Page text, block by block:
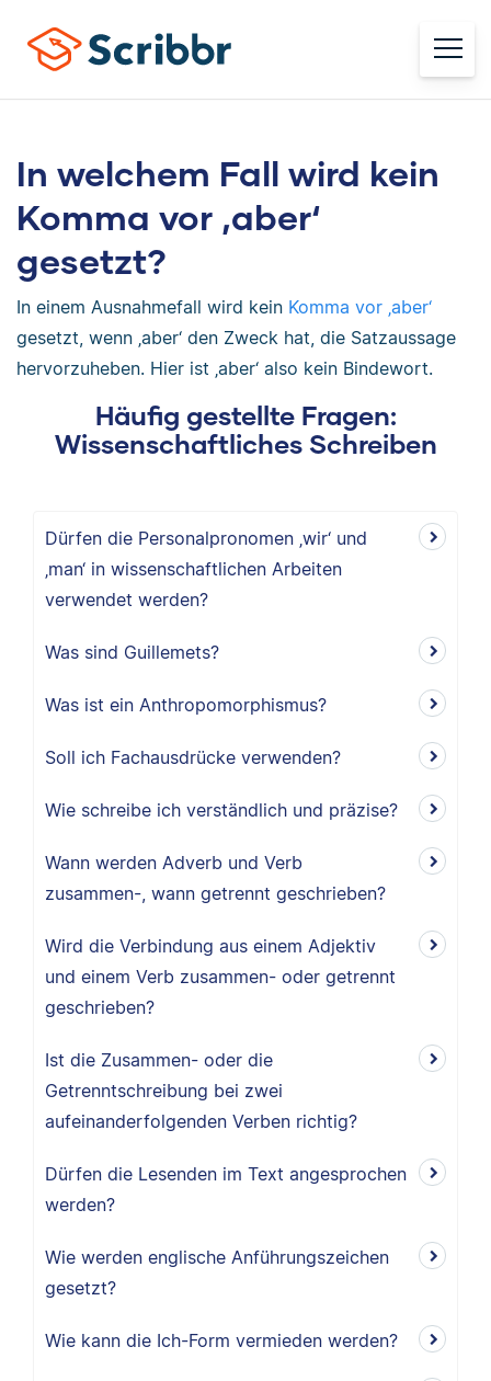
In welchem Fall wird kein
Komma vor ‚aber‘
gesetzt?
In einem Ausnahmefall wird kein Komma vor ‚aber‘
gesetzt, wenn ‚aber‘ den Zweck hat, die Satzaussage
hervorzuheben. Hier ist ‚aber‘ also kein Bindewort.
Häufig gestellte Fragen:
Wissenschaftliches Schreiben
Dürfen die Personalpronomen ‚wir‘ und
‚man‘ in wissenschaftlichen Arbeiten
verwendet werden?
Was sind Guillemets?
Was ist ein Anthropomorphismus?
Soll ich Fachausdrücke verwenden?
Wie schreibe ich verständlich und präzise?
Wann werden Adverb und Verb
zusammen-, wann getrennt geschrieben?
Wird die Verbindung aus einem Adjektiv
und einem Verb zusammen- oder getrennt
geschrieben?
Ist die Zusammen- oder die
Getrenntschreibung bei zwei
aufeinanderfolgenden Verben richtig?
Dürfen die Lesenden im Text angesprochen
werden?
Wie werden englische Anführungszeichen
gesetzt?
Wie kann die Ich-Form vermieden werden?